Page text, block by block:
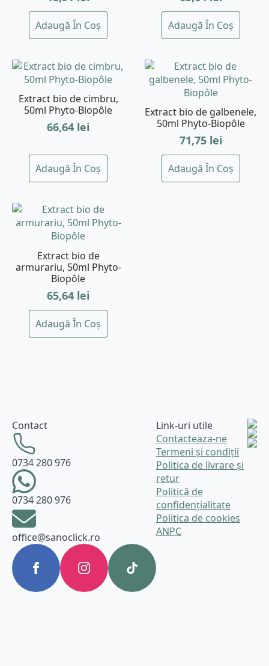
Adaugă În Coș Adaugă În Coș
Extract bio de cimbru,
50ml Phyto-Biopôle
66,64 lei
Adaugă În Coș
Extract bio de galbenele,
50ml Phyto-Biopôle
71,75 lei
Adaugă În Coș
Extract bio de
armurariu, 50ml Phyto-
Biopôle
65,64 lei
Adaugă În Coș
Contact
0734 280 976
0734 280 976
office@sanoclick.ro
Link-uri utile
Contacteaza-ne
Termeni și condiții
Politica de livrare și
retur
Politică de
confidențialitate
Politica de cookies
ANPC